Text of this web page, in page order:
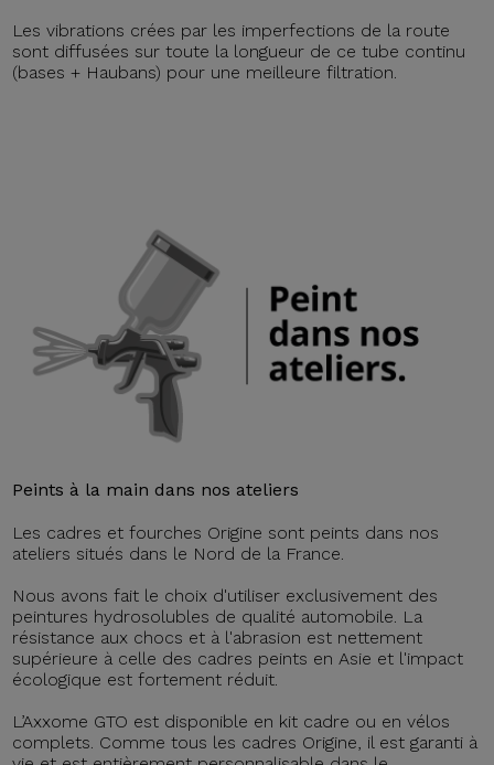
Les vibrations crées par les imperfections de la route
sont diffusées sur toute la longueur de ce tube continu
(bases + Haubans) pour une meilleure filtration.
Peints à la main dans nos ateliers
Les cadres et fourches Origine sont peints dans nos
ateliers situés dans le Nord de la France.
Nous avons fait le choix d'utiliser exclusivement des
peintures hydrosolubles de qualité automobile. La
résistance aux chocs et à l'abrasion est nettement
supérieure à celle des cadres peints en Asie et l'impact
écologique est fortement réduit.
L’Axxome GTO est disponible en kit cadre ou en vélos
complets. Comme tous les cadres Origine, il est garanti à